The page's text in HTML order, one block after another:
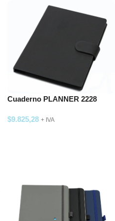
Cuaderno PLANNER 2228
$9.825,28 + IVA